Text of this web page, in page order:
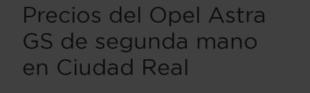
Precios del Opel Astra
GS de segunda mano
en Ciudad Real